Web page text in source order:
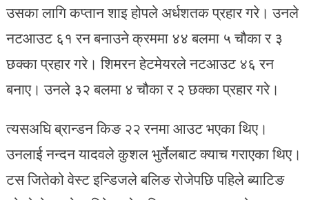
उसका लागि कप्तान शाइ होपले अर्धशतक प्रहार गरे। उनले
नटआउट ६१ रन बनाउने क्रममा ४४ बलमा ५ चौका र ३
छक्का प्रहार गरे। शिमरन हेटमेयरले नटआउट ४६ रन
बनाए। उनले ३२ बलमा ४ चौका र २ छक्का प्रहार गरे।
त्यसअघि ब्रान्डन किङ २२ रनमा आउट भएका थिए।
उनलाई नन्दन यादवले कुशल भुर्तेलबाट क्याच गराएका थिए।
टस जितेको वेस्ट इन्डिजले बलिङ रोजेपछि पहिले ब्याटिङ